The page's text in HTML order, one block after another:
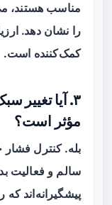
مناسب هستند،
را نشان دهد.
کمک‌کننده است.
۳. آیا تغییر
مؤثر است؟
بله. کنترل فشار
سالم و فعالیت
پیشگیرانه‌اند